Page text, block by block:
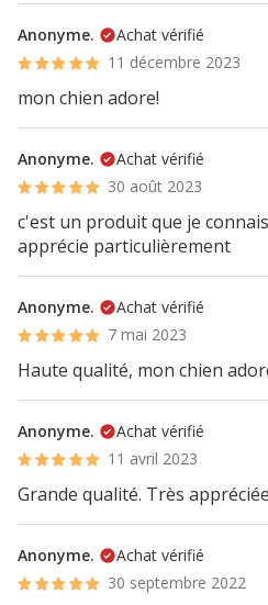
Anonyme.
Achat vérifié
11 décembre 2023
mon chien adore!
Anonyme.
Achat vérifié
30 août 2023
c'est un produit que je
apprécie particulièrement
Anonyme.
Achat vérifié
7 mai 2023
Haute qualité, mon chien
Anonyme.
Achat vérifié
11 avril 2023
Grande qualité. Très
Anonyme.
Achat vérifié
30 septembre 2022